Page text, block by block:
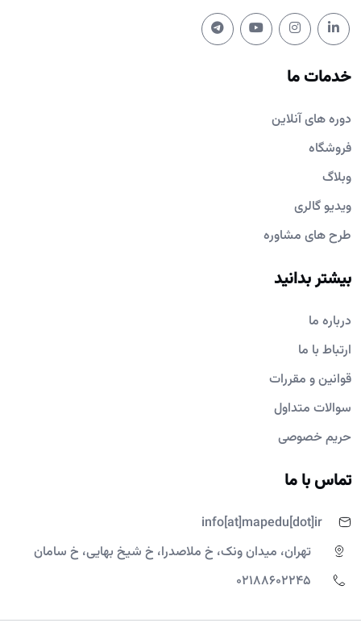
خدمات ما
دوره های آنلاین
فروشگاه
وبلاگ
ویدیو گالری
طرح های مشاوره
بیشتر بدانید
درباره ما
ارتباط با ما
قوانین و مقررات
سوالات متداول
حریم خصوصی
تماس با ما
info[at]mapedu[dot]ir
تهران، میدان ونک، خ ملاصدرا، خ شیخ بهایی، خ سامان
02188602245